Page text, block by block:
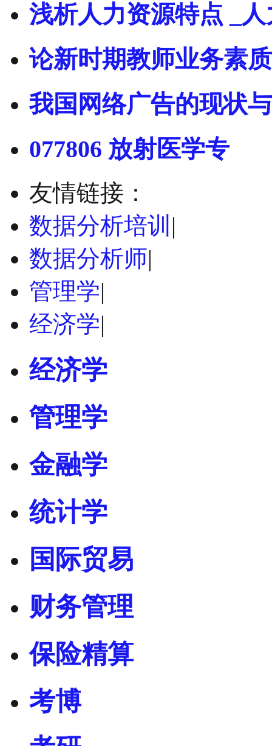
浅析人力资源特点 _人
论新时期教师业务素
我国网络广告的现状
077806 放射医学专
友情链接：
数据分析培训 |
数据分析师|
管理学|
经济学|
经济学
管理学
金融学
统计学
国际贸易
财务管理
保险精算
考博